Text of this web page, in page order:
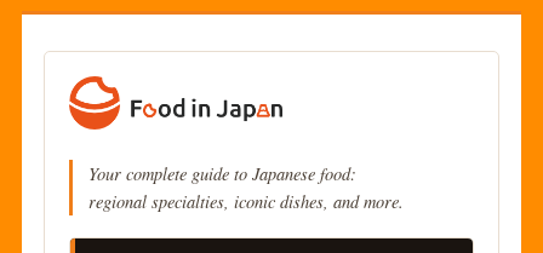
Your complete guide to Japanese food:
regional specialties, iconic dishes, and more.